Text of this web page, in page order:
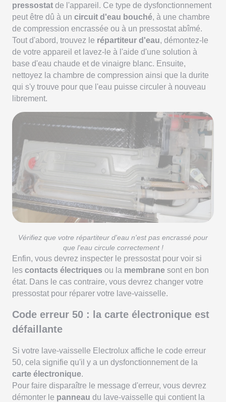
pressostat de l'appareil. Ce type de dysfonctionnement
peut être dû à un circuit d'eau bouché, à une chambre
de compression encrassée ou à un pressostat abîmé.
Tout d'abord, trouvez le répartiteur d'eau, démontez-le
de votre appareil et lavez-le à l'aide d'une solution à
base d'eau chaude et de vinaigre blanc. Ensuite,
nettoyez la chambre de compression ainsi que la durite
qui s'y trouve pour que l'eau puisse circuler à nouveau
librement.
Vérifiez que votre répartiteur d'eau n'est pas encrassé pour
que l'eau circule correctement !
Enfin, vous devrez inspecter le pressostat pour voir si
les contacts électriques ou la membrane sont en bon
état. Dans le cas contraire, vous devrez changer votre
pressostat pour réparer votre lave-vaisselle.
Code erreur 50 : la carte électronique est
défaillante
Si votre lave-vaisselle Electrolux affiche le code erreur
50, cela signifie qu'il y a un dysfonctionnement de la
carte électronique.
Pour faire disparaître le message d'erreur, vous devrez
démonter le panneau du lave-vaisselle qui contient la